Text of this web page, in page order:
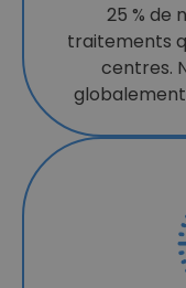
25 % de
traitements
centres.
globalement